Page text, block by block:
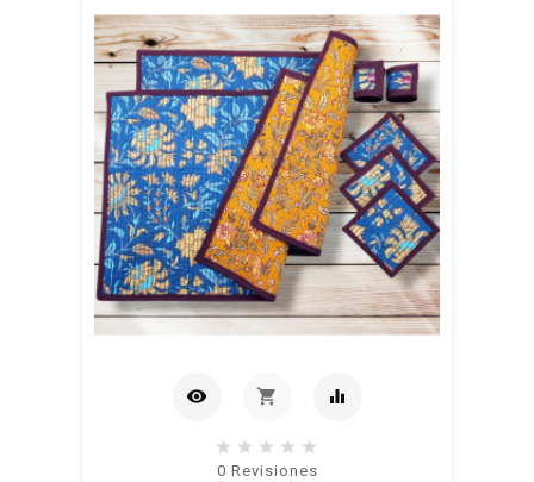
visibility shopping_cart
out of
equalizer
0 Revisiones